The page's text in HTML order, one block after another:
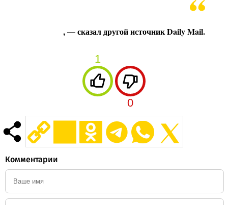
, — сказал другой источник Daily Mail.
1
0
Комментарии